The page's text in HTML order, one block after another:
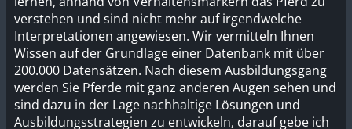
verstehen und sind nicht mehr auf irgendwelche
Interpretationen angewiesen. Wir vermitteln Ihnen
Wissen auf der Grundlage einer Datenbank mit über
200.000 Datensätzen. Nach diesem Ausbildungsgang
werden Sie Pferde mit ganz anderen Augen sehen und
sind dazu in der Lage nachhaltige Lösungen und
Ausbildungsstrategien zu entwickeln, darauf gebe ich